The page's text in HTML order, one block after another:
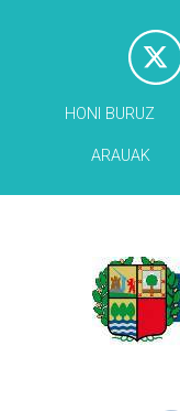
HONI BURUZ
ARAUAK